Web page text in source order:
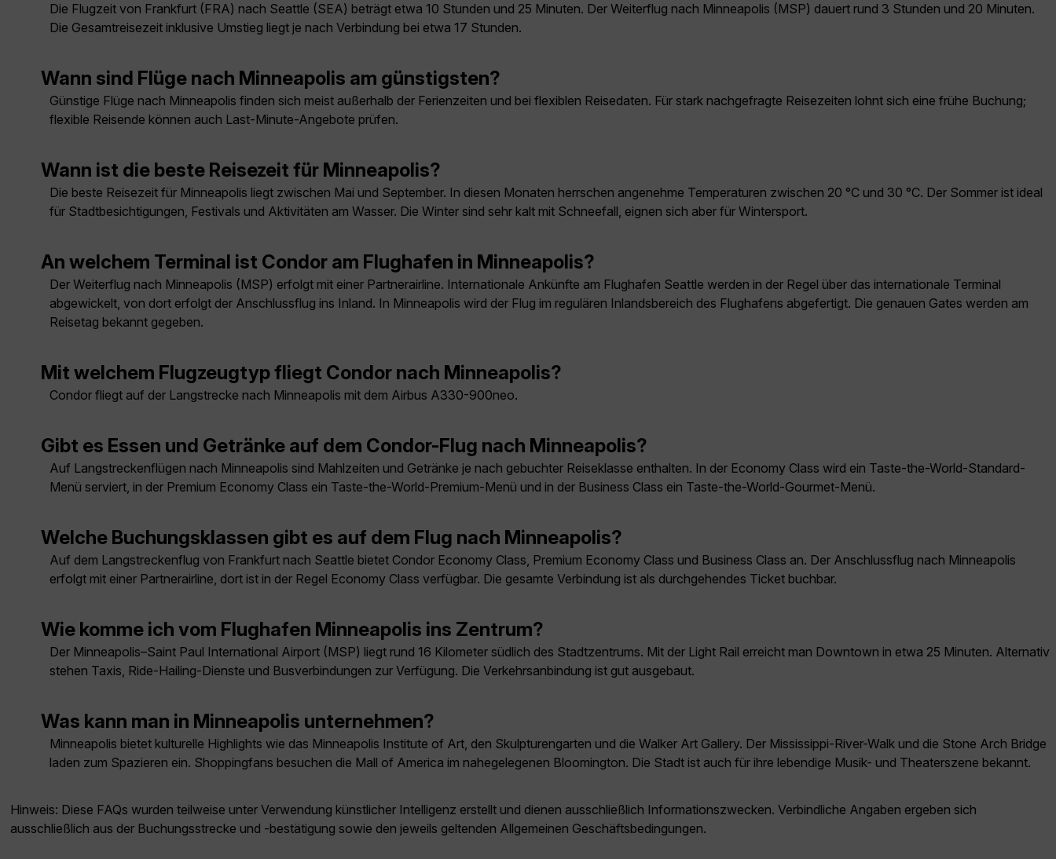
Die Flugzeit von Frankfurt (FRA) nach Seattle (SEA) beträgt etwa 10 Stunden und 25 Minuten. Der Weiterflug nach Minneapolis (MSP) dauert rund 3 Stunden und 20 Minuten.
Die Gesamtreisezeit inklusive Umstieg liegt je nach Verbindung bei etwa 17 Stunden.
Wann sind Flüge nach Minneapolis am günstigsten?
Günstige Flüge nach Minneapolis finden sich meist außerhalb der Ferienzeiten und bei flexiblen Reisedaten. Für stark nachgefragte Reisezeiten lohnt sich eine frühe Buchung;
flexible Reisende können auch Last-Minute-Angebote prüfen.
Wann ist die beste Reisezeit für Minneapolis?
Die beste Reisezeit für Minneapolis liegt zwischen Mai und September. In diesen Monaten herrschen angenehme Temperaturen zwischen 20 °C und 30 °C. Der Sommer ist ideal
für Stadtbesichtigungen, Festivals und Aktivitäten am Wasser. Die Winter sind sehr kalt mit Schneefall, eignen sich aber für Wintersport.
An welchem Terminal ist Condor am Flughafen in Minneapolis?
Der Weiterflug nach Minneapolis (MSP) erfolgt mit einer Partnerairline. Internationale Ankünfte am Flughafen Seattle werden in der Regel über das internationale Terminal
abgewickelt, von dort erfolgt der Anschlussflug ins Inland. In Minneapolis wird der Flug im regulären Inlandsbereich des Flughafens abgefertigt. Die genauen Gates werden am
Reisetag bekannt gegeben.
Mit welchem Flugzeugtyp fliegt Condor nach Minneapolis?
Condor fliegt auf der Langstrecke nach Minneapolis mit dem Airbus A330-900neo.
Gibt es Essen und Getränke auf dem Condor-Flug nach Minneapolis?
Auf Langstreckenflügen nach Minneapolis sind Mahlzeiten und Getränke je nach gebuchter Reiseklasse enthalten. In der Economy Class wird ein Taste-the-World-Standard-
Menü serviert, in der Premium Economy Class ein Taste-the-World-Premium-Menü und in der Business Class ein Taste-the-World-Gourmet-Menü.
Welche Buchungsklassen gibt es auf dem Flug nach Minneapolis?
Auf dem Langstreckenflug von Frankfurt nach Seattle bietet Condor Economy Class, Premium Economy Class und Business Class an. Der Anschlussflug nach Minneapolis
erfolgt mit einer Partnerairline, dort ist in der Regel Economy Class verfügbar. Die gesamte Verbindung ist als durchgehendes Ticket buchbar.
Wie komme ich vom Flughafen Minneapolis ins Zentrum?
Der Minneapolis–Saint Paul International Airport (MSP) liegt rund 16 Kilometer südlich des Stadtzentrums. Mit der Light Rail erreicht man Downtown in etwa 25 Minuten. Alternativ
stehen Taxis, Ride-Hailing-Dienste und Busverbindungen zur Verfügung. Die Verkehrsanbindung ist gut ausgebaut.
Was kann man in Minneapolis unternehmen?
Minneapolis bietet kulturelle Highlights wie das Minneapolis Institute of Art, den Skulpturengarten und die Walker Art Gallery. Der Mississippi-River-Walk und die Stone Arch Bridge
laden zum Spazieren ein. Shoppingfans besuchen die Mall of America im nahegelegenen Bloomington. Die Stadt ist auch für ihre lebendige Musik- und Theaterszene bekannt.
Hinweis: Diese FAQs wurden teilweise unter Verwendung künstlicher Intelligenz erstellt und dienen ausschließlich Informationszwecken. Verbindliche Angaben ergeben sich
ausschließlich aus der Buchungsstrecke und -bestätigung sowie den jeweils geltenden Allgemeinen Geschäftsbedingungen.